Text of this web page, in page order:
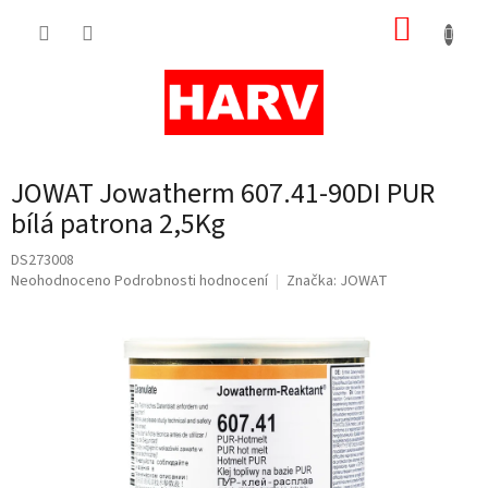
JOWAT Jowatherm 607.41-90DI PUR
bílá patrona 2,5Kg
DS273008
Průměrné
Neohodnoceno Podrobnosti hodnocení Značka: JOWAT